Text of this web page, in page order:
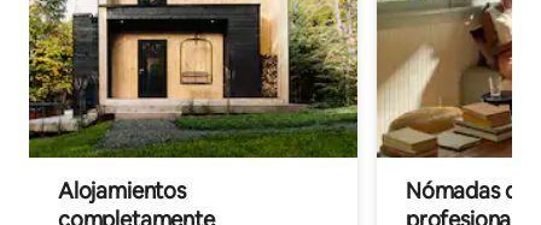
Alojamientos
Nómadas